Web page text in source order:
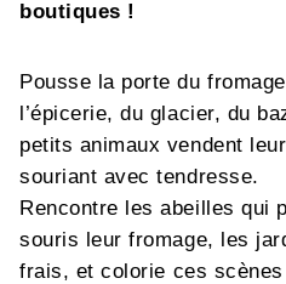
boutiques !
Pousse la porte du
l’épicerie, du glacier, du
petits animaux vendent
souriant avec tendresse.
Rencontre les abeilles qui
souris leur fromage, les
frais, et colorie ces